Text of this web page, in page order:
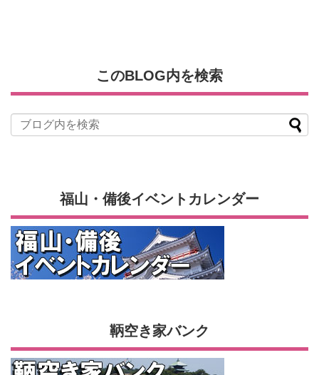
このBLOG内を検索
福山・備後イベントカレンダー
鞆空き家バンク